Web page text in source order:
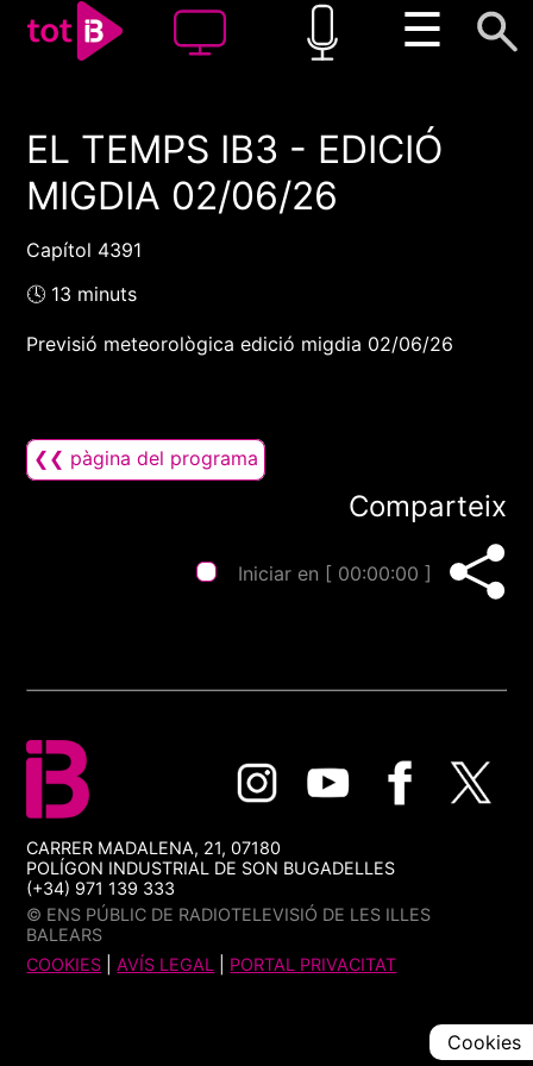
☰
00:00 00:00
1x
EL TEMPS IB3 - EDICIÓ
MIGDIA 02/06/26
Capítol 4391
🕓 13 minuts
Previsió meteorològica edició migdia 02/06/26
❮❮ pàgina del programa
Comparteix
Iniciar en [ 00:00:00 ]
CARRER MADALENA, 21, 07180
POLÍGON INDUSTRIAL DE SON BUGADELLES
(+34) 971 139 333
© ENS PÚBLIC DE RADIOTELEVISIÓ DE LES ILLES
BALEARS
COOKIES |AVÍS LEGAL PORTAL PRIVACITAT
Cookies